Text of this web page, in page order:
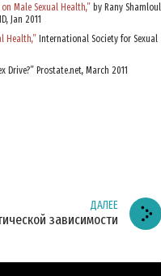
Male Sexual Health,”by Rany Shamloul
Jan 2011
Health,”International Society for Sexual
Drive?” Prostate.net, March 2011
ДАЛЕЕ
зависимости